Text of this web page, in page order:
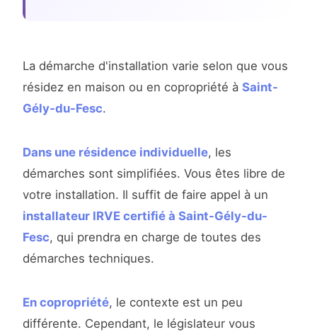
La démarche d'installation varie selon que vous
résidez en maison ou en copropriété à Saint-
Gély-du-Fesc.
Dans une résidence individuelle, les
démarches sont simplifiées. Vous êtes libre de
votre installation. Il suffit de faire appel à un
installateur IRVE certifié à Saint-Gély-du-
Fesc, qui prendra en charge de toutes des
démarches techniques.
En copropriété, le contexte est un peu
différente. Cependant, le législateur vous